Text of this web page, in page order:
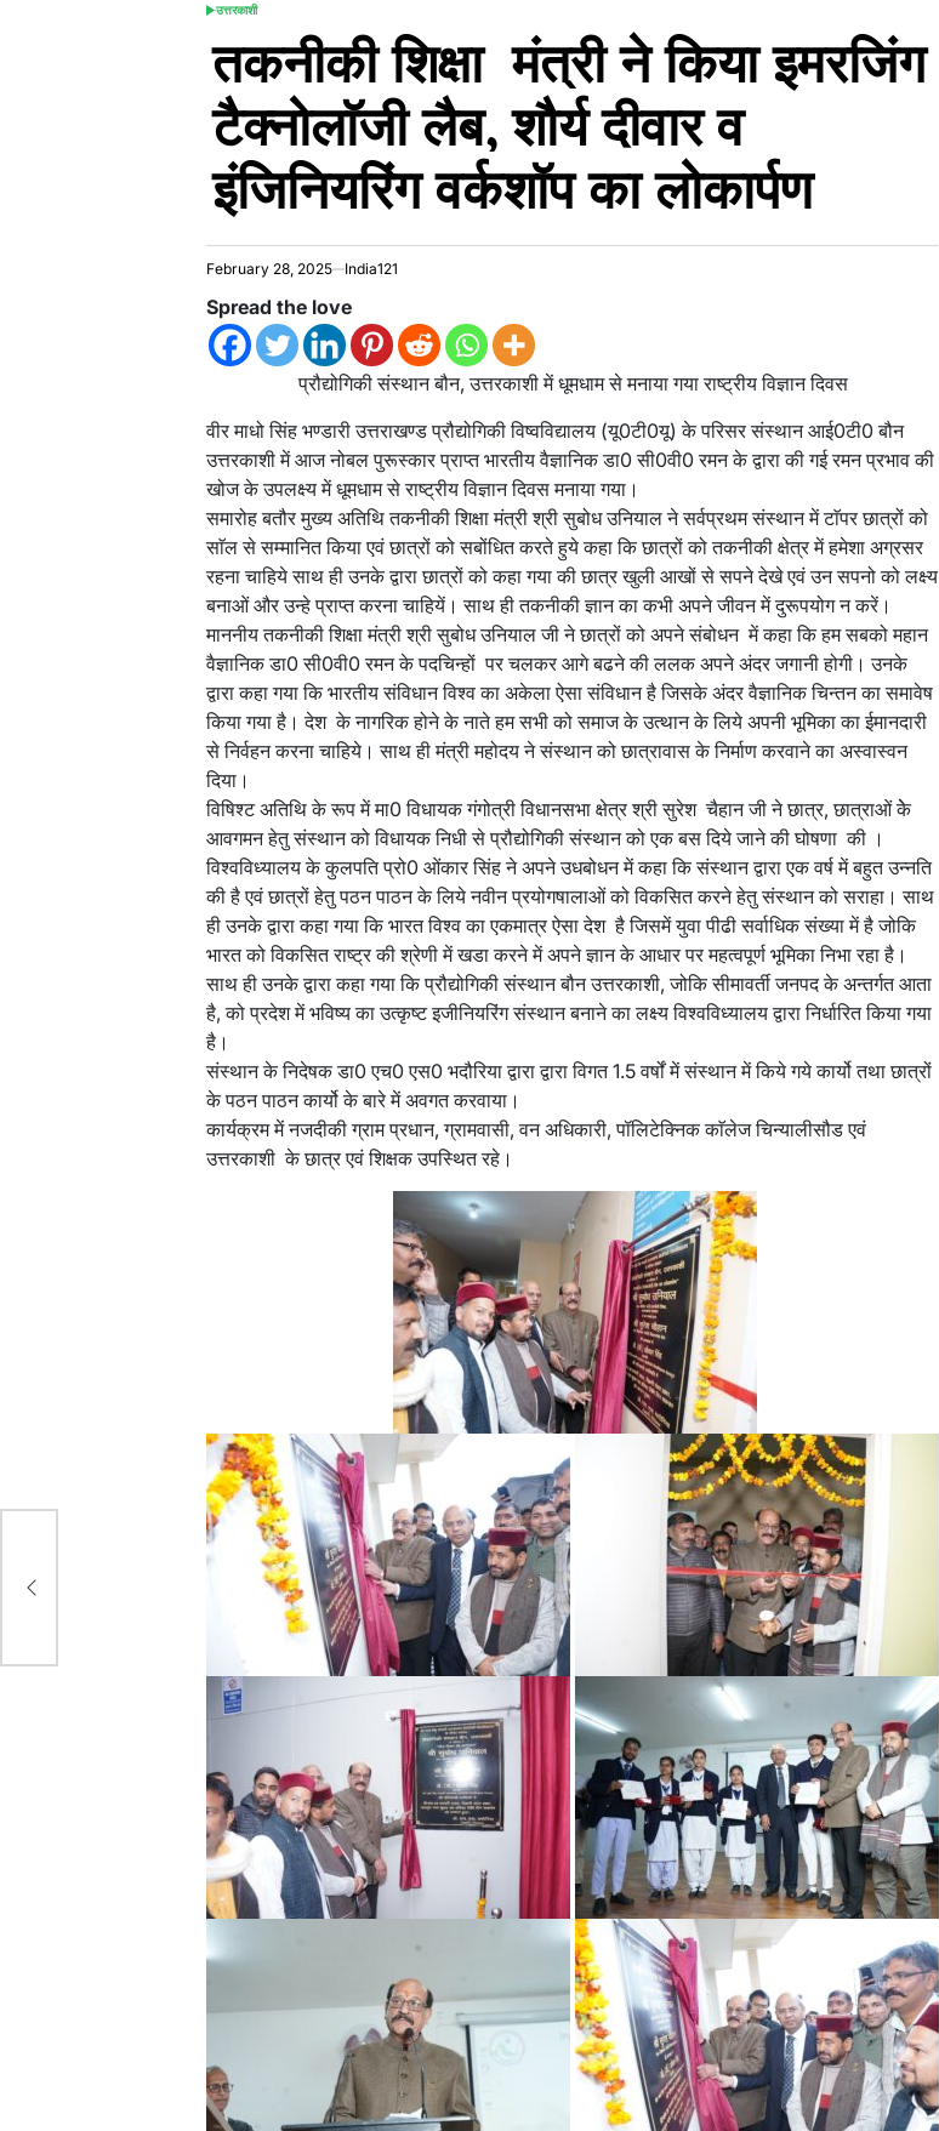
POSTED
उत्तरकाशी
तकनीकी शिक्षा मंत्री ने किया इमरजिंग
टैक्नोलाॅजी लैब, शौर्य दीवार व
इंजिनियरिंग वर्कशॉप का लोकार्पण
February 28, 2025 India121
Spread the love
प्रौद्योगिकी संस्थान बौन, उत्तरकाशी में धूमधाम से मनाया गया राष्ट्रीय विज्ञान दिवस
वीर माधो सिंह भण्डारी उत्तराखण्ड प्रौद्योगिकी विष्वविद्यालय (यू0टी0यू) के परिसर संस्थान आई0टी0 बौन
उत्तरकाशी में आज नोबल पुरूस्कार प्राप्त भारतीय वैज्ञानिक डा0 सी0वी0 रमन के द्वारा की गई रमन प्रभाव की
खोज के उपलक्ष्य में धूमधाम से राष्ट्रीय विज्ञान दिवस मनाया गया।
समारोह बतौर मुख्य अतिथि तकनीकी शिक्षा मंत्री श्री सुबोध उनियाल ने सर्वप्रथम संस्थान में टाॅपर छात्रों को
साॅल से सम्मानित किया एवं छात्रों को सबोंधित करते हुये कहा कि छात्रों को तकनीकी क्षेत्र में हमेशा अग्रसर
रहना चाहिये साथ ही उनके द्वारा छात्रों को कहा गया की छात्र खुली आखों से सपने देखे एवं उन सपनो को लक्ष्य
बनाओं और उन्हे प्राप्त करना चाहियें। साथ ही तकनीकी ज्ञान का कभी अपने जीवन में दुरूपयोग न करें।
माननीय तकनीकी शिक्षा मंत्री श्री सुबोध उनियाल जी ने छात्रों को अपने संबोधन में कहा कि हम सबको महान
वैज्ञानिक डा0 सी0वी0 रमन के पदचिन्हों पर चलकर आगे बढने की ललक अपने अंदर जगानी होगी। उनके
द्वारा कहा गया कि भारतीय संविधान विश्व का अकेला ऐसा संविधान है जिसके अंदर वैज्ञानिक चिन्तन का समावेष
किया गया है। देश के नागरिक होने के नाते हम सभी को समाज के उत्थान के लिये अपनी भूमिका का ईमानदारी
से निर्वहन करना चाहिये। साथ ही मंत्री महोदय ने संस्थान को छात्रावास के निर्माण करवाने का अस्वास्वन
दिया।
विषिश्ट अतिथि के रूप में मा0 विधायक गंगोत्री विधानसभा क्षेत्र श्री सुरेश चैहान जी ने छात्र, छात्राओं केे
आवगमन हेतु संस्थान को विधायक निधी से प्रौद्योगिकी संस्थान को एक बस दिये जाने की घोषणा की ।
विश्वविध्यालय के कुलपति प्रो0 ओंकार सिंह ने अपने उधबोधन में कहा कि संस्थान द्वारा एक वर्ष में बहुत उन्नति
की है एवं छात्रों हेतु पठन पाठन के लिये नवीन प्रयोगषालाओं को विकसित करने हेतु संस्थान को सराहा। साथ
ही उनके द्वारा कहा गया कि भारत विश्व का एकमात्र ऐसा देश है जिसमें युवा पीढी सर्वाधिक संख्या में है जोकि
भारत को विकसित राष्ट्र की श्रेणी में खडा करने में अपने ज्ञान के आधार पर महत्वपूर्ण भूमिका निभा रहा है।
साथ ही उनके द्वारा कहा गया कि प्रौद्योगिकी संस्थान बौन उत्तरकाशी, जोकि सीमावर्ती जनपद के अन्तर्गत आता
है, को प्रदेश में भविष्य का उत्कृष्ट इजीनियरिंग संस्थान बनाने का लक्ष्य विश्वविध्यालय द्वारा निर्धारित किया गया
है।
संस्थान के निदेषक डा0 एच0 एस0 भदौरिया द्वारा द्वारा विगत 1.5 वर्षों में संस्थान में किये गये कार्यो तथा छात्रों
के पठन पाठन कार्यो के बारे में अवगत करवाया।
कार्यक्रम में नजदीकी ग्राम प्रधान, ग्रामवासी, वन अधिकारी, पॉलिटेक्निक काॅलेज चिन्यालीसौड एवं
उत्तरकाशी के छात्र एवं शिक्षक उपस्थित रहे।